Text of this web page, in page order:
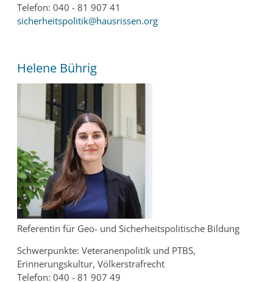
Telefon: 040 - 81 907 41
sicherheitspolitik@hausrissen.org
Helene Bührig
Referentin für Geo- und Sicherheitspolitische Bildung
Schwerpunkte: Veteranenpolitik und PTBS,
Erinnerungskultur, Völkerstrafrecht
Telefon: 040 - 81 907 49